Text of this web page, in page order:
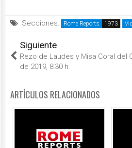
Secciones: Rome Reports
Siguiente
Rezo de Laudes y Misa Coral del
de 2019, 8:30 h
ARTÍCULOS RELACIONADOS